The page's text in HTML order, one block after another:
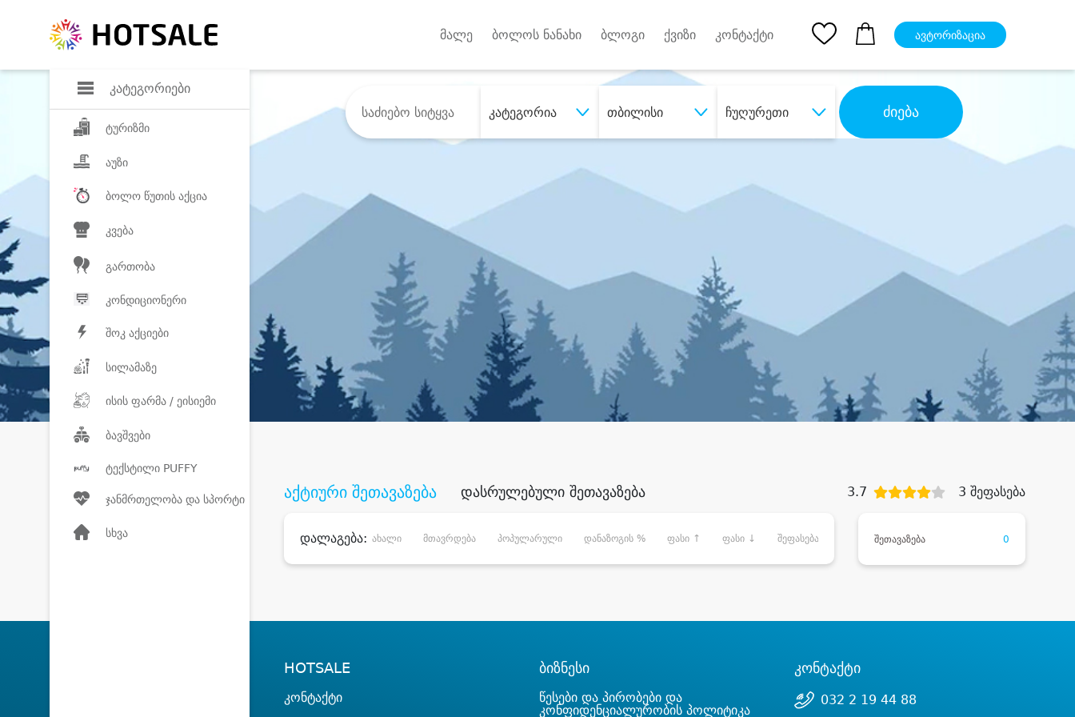
კატეგორიები
ტურიზმი
აუზი
ბოლო წუთის აქცია
კვება
გართობა
კონდიციონერი
შოკ აქციები
სილამაზე
ისის ფარმა / ეისიემი
ბავშვები
ტექსტილი PUFFY
ჯანმრთელობა და სპორტი
სხვა
მალე ბოლოს ნანახი ბლოგი ქვიზი კონტაქტი ავტორიზაცია
კატეგორია თბილისი ჩუღურეთი ძიება
შეიძინე სასურველი მომსახურება დიდი დანაზოგით
აქტიური შეთავაზება დასრულებული შეთავაზება 3.7 3 შეფასება
დალაგება: ახალი მთავრდება პოპულარული დანაზოგის % ფასი ↑ ფასი ↓ შეფასება შეთავაზება 0
HOTSALE
კონტაქტი
ბიზნესი
წესები და პირობები და
კონფიდენციალურობის პოლიტიკა
კონტაქტი
032 2 19 44 88